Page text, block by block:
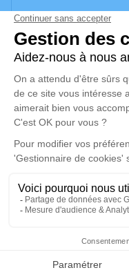
Faire-part
Nous vous invitons à
vos condoléances,
anecdote ou
poèmes ou des
d'expression dédié à
Raymonde
disponible ici.
mercredi 19
Église Saint